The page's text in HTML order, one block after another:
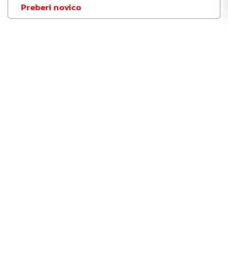
Preberi novico